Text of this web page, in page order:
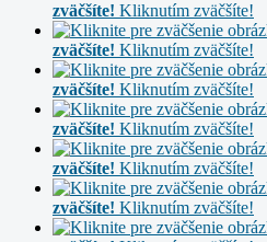
zväčšíte! Kliknutím zväčšíte!
zväčšíte! Kliknutím zväčšíte!
zväčšíte! Kliknutím zväčšíte!
zväčšíte! Kliknutím zväčšíte!
zväčšíte! Kliknutím zväčšíte!
zväčšíte! Kliknutím zväčšíte!